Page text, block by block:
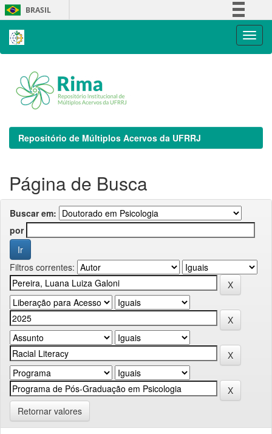
Skip
navigation
BRASIL
Repositório de Múltiplos Acervos da UFRRJ
Página de Busca
Buscar em:
por
Filtros correntes:
Retornar valores